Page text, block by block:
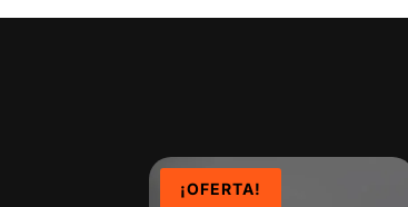
¡OFERTA!